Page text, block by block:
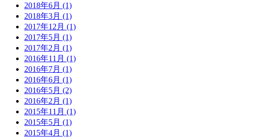
2018年6月 (1)
2018年3月 (1)
2017年12月 (1)
2017年5月 (1)
2017年2月 (1)
2016年11月 (1)
2016年7月 (1)
2016年6月 (1)
2016年5月 (2)
2016年2月 (1)
2015年11月 (1)
2015年5月 (1)
2015年4月 (1)